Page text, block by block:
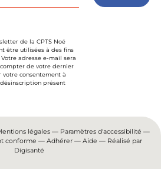
de la CPTS Noé
être utilisées à des fins
adresse e-mail sera
de votre dernier
votre consentement à
présent
légales— Paramètres d'accessibilité —
conforme — Adhérer— Aide — Réalisé par
Digisanté